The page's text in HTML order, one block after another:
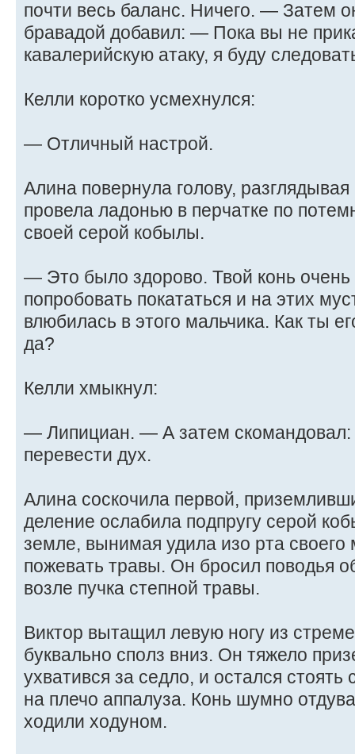
почти весь баланс. Ничего. — Затем
бравадой добавил: — Пока вы не
кавалерийскую атаку, я буду
Келли коротко усмехнулся:
— Отличный настрой.
Алина повернула голову,
провела ладонью в перчатке по
своей серой кобылы.
— Это было здорово. Твой конь
попробовать покататься и на этих
влюбилась в этого мальчика. Как ты
да?
Келли хмыкнул:
— Липициан. — А затем
перевести дух.
Алина соскочила первой,
деление ослабила подпругу серой
земле, вынимая удила изо рта своего
пожевать травы. Он бросил поводья
возле пучка степной травы.
Виктор вытащил левую ногу из
буквально сполз вниз. Он тяжело
ухватився за седло, и остался стоять
на плечо аппалуза. Конь шумно
ходили ходуном.